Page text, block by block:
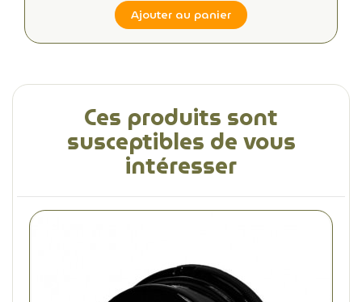
Ajouter au panier
Ces produits sont
susceptibles de vous
intéresser